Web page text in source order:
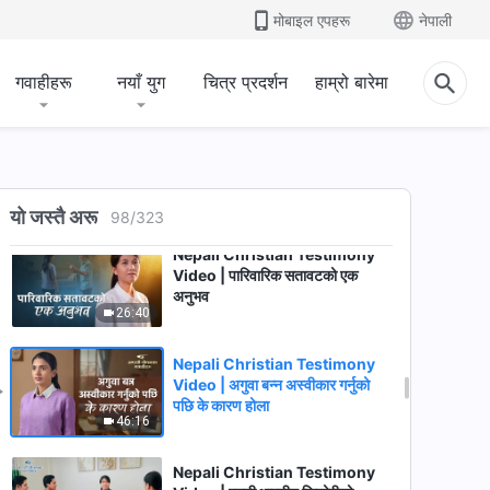
मोबाइल एपहरू नेपाली
गवाहीहरू नयाँ युग चित्र प्रदर्शन हाम्रो बारेमा
यो जस्तै अरू 98/323
40:21
नाटीकुटी गर्दिनँ
घोर पीडादायी दिनहरू
26:40
Nepali Christian Testimony
Video | पारिवारिक सतावटको एक
अनुभव
46:16
Nepali Christian Testimony
Video | अगुवा बन्न अस्वीकार गर्नुको
पछि के कारण होला
Nepali Christian Testimony